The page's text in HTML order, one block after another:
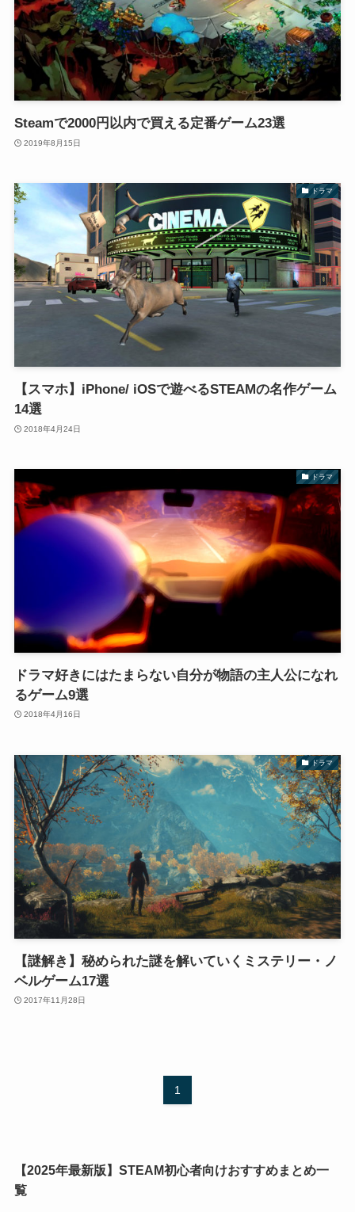
Steamで2000円以内で買える定番ゲーム23選
2019年8月15日
ドラマ
【スマホ】iPhone/ iOSで遊べるSTEAMの名作ゲーム
14選
2018年4月24日
ドラマ
ドラマ好きにはたまらない自分が物語の主人公になれ
るゲーム9選
2018年4月16日
ドラマ
【謎解き】秘められた謎を解いていくミステリー・ノ
ベルゲーム17選
2017年11月28日
1
【2025年最新版】STEAM初心者向けおすすめまとめ一
覧